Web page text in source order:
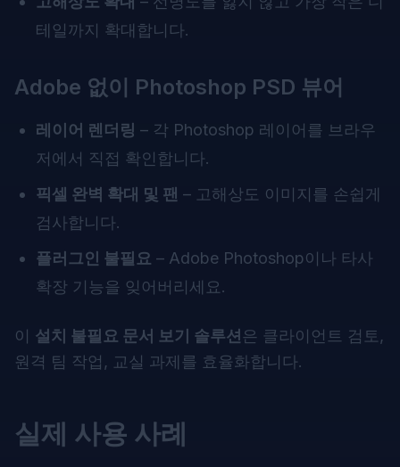
테일까지 확대합니다.
Adobe 없이 Photoshop PSD 뷰어
레이어 렌더링 – 각 Photoshop 레이어를 브라우
저에서 직접 확인합니다.
픽셀 완벽 확대 및 팬 – 고해상도 이미지를 손쉽게
검사합니다.
플러그인 불필요 – Adobe Photoshop이나 타사
확장 기능을 잊어버리세요.
이 설치 불필요 문서 보기 솔루션 은 클라이언트 검토,
원격 팀 작업, 교실 과제를 효율화합니다.
실제 사용 사례